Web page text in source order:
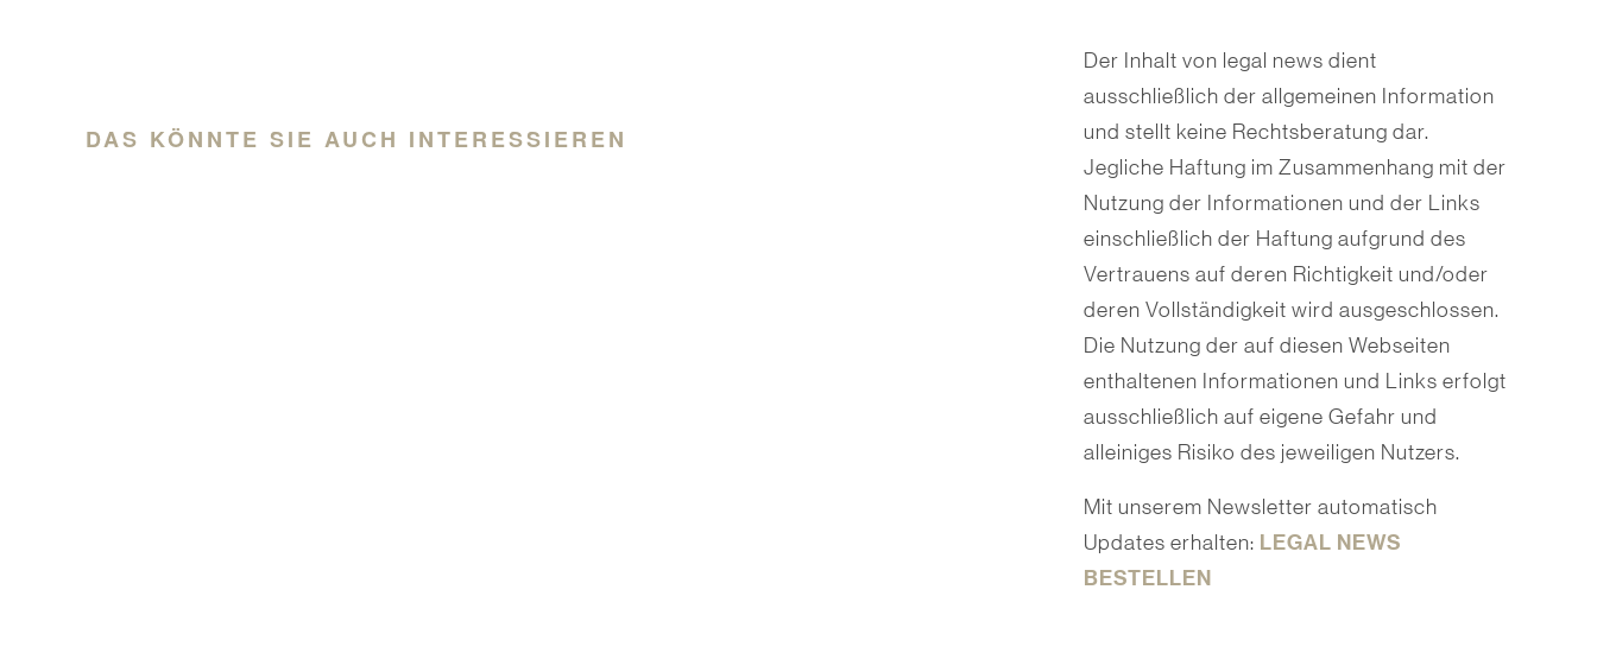
Der Inhalt von legal news dient
ausschließlich der allgemeinen Information
und stellt keine Rechtsberatung dar.
Jegliche Haftung im Zusammenhang mit der
Nutzung der Informationen und der Links
einschließlich der Haftung aufgrund des
Vertrauens auf deren Richtigkeit und/oder
deren Vollständigkeit wird ausgeschlossen.
Die Nutzung der auf diesen Webseiten
enthaltenen Informationen und Links erfolgt
ausschließlich auf eigene Gefahr und
alleiniges Risiko des jeweiligen Nutzers.
Mit unserem Newsletter automatisch
Updates erhalten: LEGAL NEWS
BESTELLEN
DAS KÖNNTE SIE AUCH INTERESSIEREN